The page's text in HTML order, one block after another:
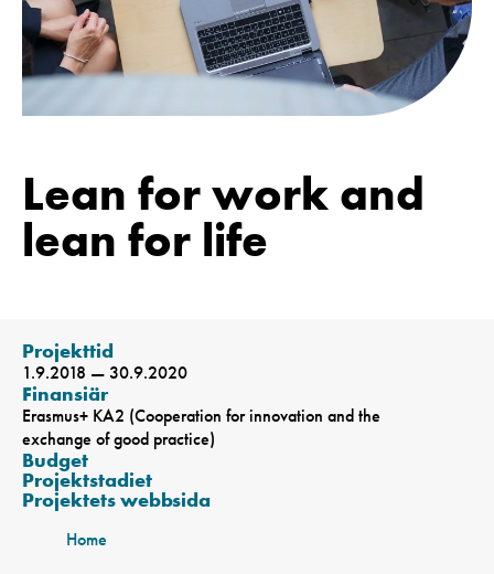
Lean for work and
lean for life
Projekttid
1.9.2018 — 30.9.2020
Finansiär
Erasmus+ KA2 (Cooperation for innovation and the
exchange of good practice)
Budget
Projektstadiet
Projektets webbsida
Home